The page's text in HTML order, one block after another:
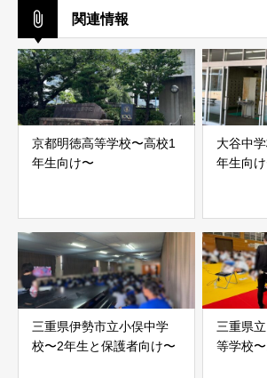
関連情報
京都明徳高等学校〜高校1
年生向け〜
大谷中
年生向
三重県伊勢市立小俣中学
校〜2年生と保護者向け〜
三重県
等学校